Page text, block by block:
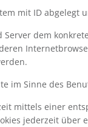
mit ID abgelegt
dem
im Sinne des
mittels einer
jederzeit